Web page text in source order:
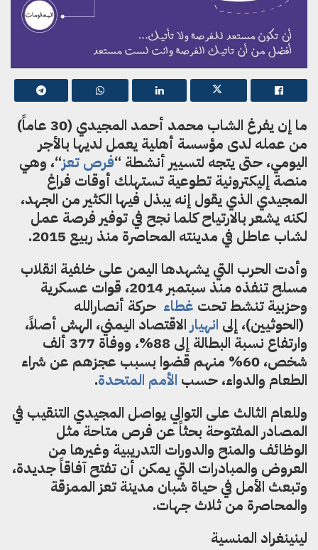
ما إن يفرغ
الشاب محمد أحمد المجيدي (30 عاماً)
من عمله لدى مؤسسة أهلية يعمل لديها بالأجر
اليومي، حتى يتجه لتسيير أنشطة “فرص تعز“، وهي
منصة إليكترونية تطوعية تستهلك أوقات فراغ
المجيدي الذي يقول إنه يبذل فيها الكثير من الجهد،
لكنه يشعر بالارتياح كلما نجح في توفير فرصة عمل
لشاب عاطل في مدينته المحاصرة منذ ربيع 2015.
وأدت الحرب التي يشهدها اليمن على خلفية انقلاب
مسلح تنفذه منذ سبتمبر 2014، قوات عسكرية
وحزبية تنشط تحت غطاء حركة أنصارالله
(الحوثيين)، إلى انهيارالاقتصاد اليمني، الهش أصلاً،
وارتفاع نسبة البطالة إلى 88%، ووفاة
377 ألف
شخص، 60% منهم قضوا بسبب عجزهم عن شراء
الطعام والدواء، حسب الأمم المتحدة.
وللعام الثالث على التوالي يواصل المجيدي التنقيب في
المصادر المفتوحة بحثاً عن فرص متاحةمثل
الوظائف والمنح والدورات التدريبية وغيرها من
العروض والمبادرات التي يمكن أن تفتح آفاقاً جديدة،
وتبعث الأمل في حياة شبان مدينة تعز الممزقة
والمحاصرة من ثلاث جهات.
لينينغراد المنسية